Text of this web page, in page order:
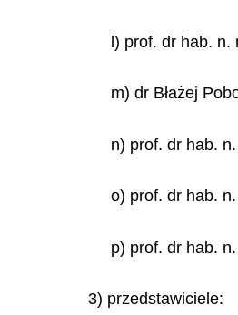
l) prof. dr hab. n.
m) dr Błażej
n) prof. dr hab.
o) prof. dr hab.
p) prof. dr hab.
3) przedstawiciele: